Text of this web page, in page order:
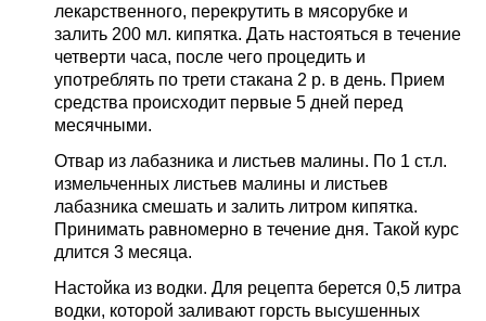
лекарственного, перекрутить в мясорубке и
залить 200 мл. кипятка. Дать настояться в течение
четверти часа, после чего процедить и
употреблять по трети стакана 2 р. в день. Прием
средства происходит первые 5 дней перед
месячными.
Отвар из лабазника и листьев малины. По 1 ст.л.
измельченных листьев малины и листьев
лабазника смешать и залить литром кипятка.
Принимать равномерно в течение дня. Такой курс
длится 3 месяца.
Настойка из водки. Для рецепта берется 0,5 литра
водки, которой заливают горсть высушенных